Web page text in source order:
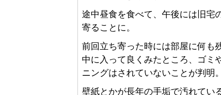
途中昼食を食べて、午後には旧宅
寄ることに。
前回立ち寄った時には部屋に何も
中に入って良くみたところ、ゴミ
ニングはされていないことが判明
壁紙とかが長年の手垢で汚れてい